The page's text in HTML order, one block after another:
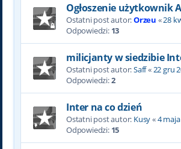
Ogłoszenie użytkownik
Ostatni post autor:Orzeu «28
Odpowiedzi: 13
milicjanty w siedzibie
Ostatni post autor:Saff«22 gru
Odpowiedzi:2
Inter na co dzień
Ostatni post autor: Kusy«4
Odpowiedzi: 15